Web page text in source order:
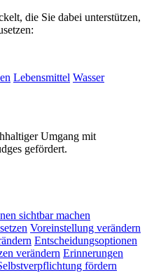
die Sie dabei unterstützen,
Lebensmittel Wasser
Umgang mit
gefördert.
sichtbar machen
Voreinstellung verändern
Entscheidungsoptionen
verändern Erinnerungen
fördern